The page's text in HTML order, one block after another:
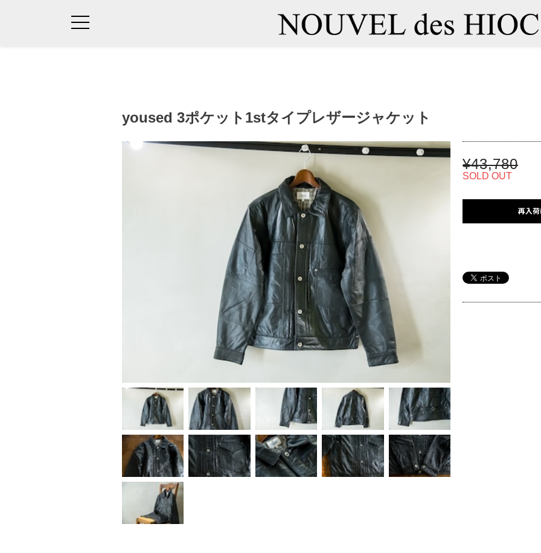
yoused 3ポケット1stタイプレザージャケット
¥43,780
SOLD OUT
再入